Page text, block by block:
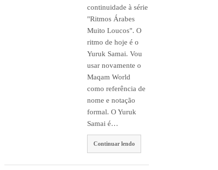
continuidade à série
"Ritmos Árabes
Muito Loucos". O
ritmo de hoje é o
Yuruk Samai. Vou
usar novamente o
Maqam World
como referência de
nome e notação
formal. O Yuruk
Samai é…
Continuar lendo